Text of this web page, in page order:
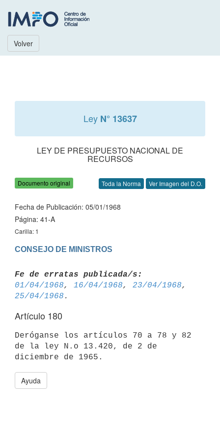
Volver
Ley N° 13637
LEY DE PRESUPUESTO NACIONAL DE
RECURSOS
Documento original Toda la Norma Ver Imagen del D.O.
Fecha de Publicación: 05/01/1968
Página: 41-A
Carilla: 1
CONSEJO DE MINISTROS
Fe de erratas publicada/s:
01/04/1968, 16/04/1968, 23/04/1968
25/04/1968
Artículo 180
Deróganse los artículos 70 a 78 y 82
de la ley N.o 13.420, de 2 de
Ayuda